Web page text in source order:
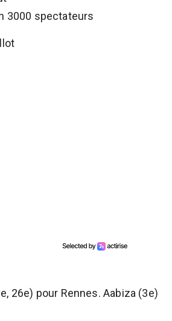
3000 spectateurs
26e) pour Rennes. Aabiza (3e)